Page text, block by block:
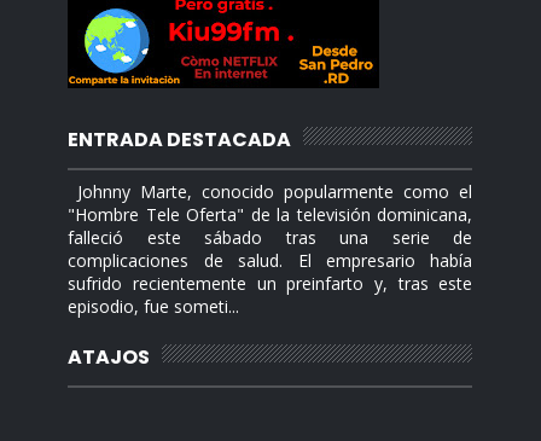
ENTRADA DESTACADA
Johnny Marte, conocido popularmente como el
"Hombre Tele Oferta" de la televisión dominicana,
falleció este sábado tras una serie de
complicaciones de salud. El empresario había
sufrido recientemente un preinfarto y, tras este
episodio, fue someti...
ATAJOS